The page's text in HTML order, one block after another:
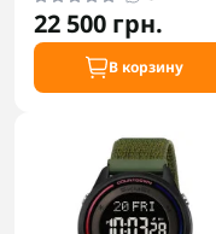
22 500 грн.
В корзину